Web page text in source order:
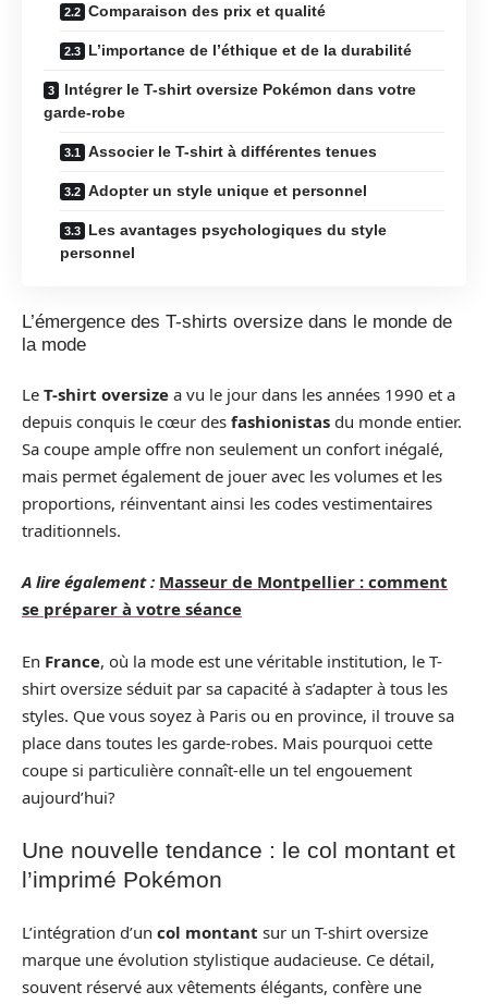
Comparaison des prix et qualité
L’importance de l’éthique et de la durabilité
Intégrer le T-shirt oversize Pokémon dans votre
garde-robe
Associer le T-shirt à différentes tenues
Adopter un style unique et personnel
Les avantages psychologiques du style
personnel
L’émergence des T-shirts oversize dans le monde de
la mode
Le T-shirt oversize a vu le jour dans les années 1990 et a
depuis conquis le cœur des fashionistas du monde entier.
Sa coupe ample offre non seulement un confort inégalé,
mais permet également de jouer avec les volumes et les
proportions, réinventant ainsi les codes vestimentaires
traditionnels.
A lire également : Masseur de Montpellier : comment
se préparer à votre séance
En France, où la mode est une véritable institution, le T-
shirt oversize séduit par sa capacité à s’adapter à tous les
styles. Que vous soyez à Paris ou en province, il trouve sa
place dans toutes les garde-robes. Mais pourquoi cette
coupe si particulière connaît-elle un tel engouement
aujourd’hui?
Une nouvelle tendance : le col montant et
l’imprimé Pokémon
L’intégration d’un col montant sur un T-shirt oversize
marque une évolution stylistique audacieuse. Ce détail,
souvent réservé aux vêtements élégants, confère une